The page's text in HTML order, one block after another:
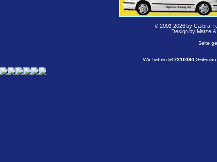
© 2002-2026 by Calibra-
Design by Matze
Seite
Wir hatten 547210894